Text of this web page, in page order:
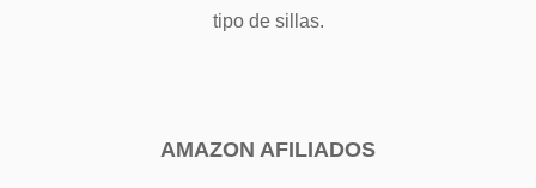
tipo de sillas.
AMAZON AFILIADOS